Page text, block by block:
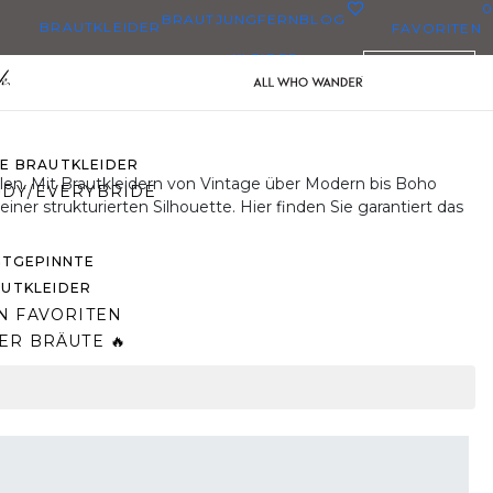
BRAUTKLEIDER
BRAUTKLEIDER
EVERYBRIDE
FAVORITEN
BRÄUTE 🔥
BRAUTJUNGFERN
KLEIDER
BLOG FAVORITEN
0
Mit Brautkleidern von Vintage über Modern bis Boho
strukturierten Silhouette. Hier finden Sie garantiert das